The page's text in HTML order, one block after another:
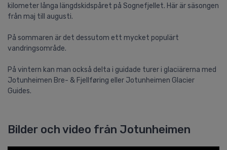
kilometer långa längdskidspåret på Sognefjellet. Här är säsongen
från maj till augusti.
På sommaren är det dessutom ett mycket populärt
vandringsområde.
På vintern kan man också delta i guidade turer i glaciärerna med
Jotunheimen Bre- & Fjellføring eller Jotunheimen Glacier
Guides.
Bilder och video från Jotunheimen